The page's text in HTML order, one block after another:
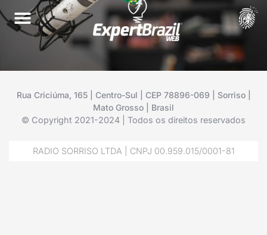
Rua Criciúma, 165 | Centro-Sul | CEP 78896-069 | Sorriso |
Mato Grosso | Brasil
© Copyright 2021-2024 | Todos os direitos reservados
RADIO SORRISO LTDA | CNPJ 00.959.015/0001-81